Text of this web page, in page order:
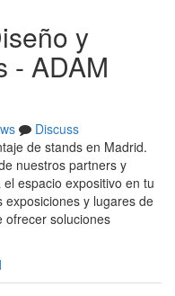
y
- ADAM
Discuss
de stands en Madrid.
nuestros partners y
espacio expositivo en tu
y lugares de
ofrecer soluciones